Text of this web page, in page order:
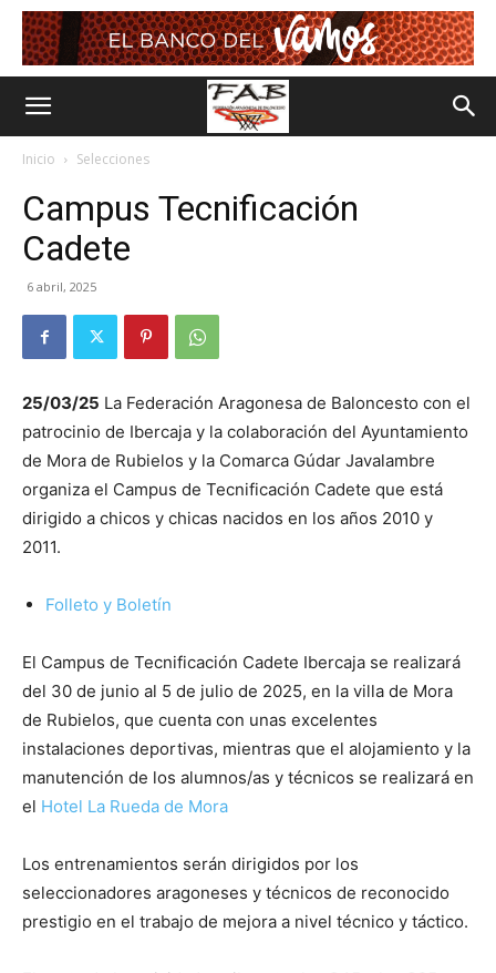
Inicio Selecciones
Campus Tecnificación
Cadete
6 abril, 2025
25/03/25 La Federación Aragonesa de Baloncesto con el
patrocinio de Ibercaja y la colaboración del Ayuntamiento
de Mora de Rubielos y la Comarca Gúdar Javalambre
organiza el Campus de Tecnificación Cadete que está
dirigido a chicos y chicas nacidos en los años 2010 y
2011.
Folleto y Boletín
El Campus de Tecnificación Cadete Ibercaja se realizará
del 30 de junio al 5 de julio de 2025, en la villa de Mora
de Rubielos, que cuenta con unas excelentes
instalaciones deportivas, mientras que el alojamiento y la
manutención de los alumnos/as y técnicos se realizará en
el Hotel La Rueda de Mora
Los entrenamientos serán dirigidos por los
seleccionadores aragoneses y técnicos de reconocido
prestigio en el trabajo de mejora a nivel técnico y táctico.